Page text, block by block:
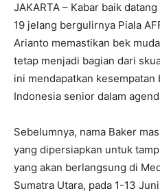
JAKARTA – Kabar baik
19 jelang bergulirnya Piala
Arianto memastikan bek
tetap menjadi bagian dari
ini mendapatkan
Indonesia senior dalam
Sebelumnya, nama Baker
yang dipersiapkan untuk
yang akan berlangsung di
Sumatra Utara, pada 1-13